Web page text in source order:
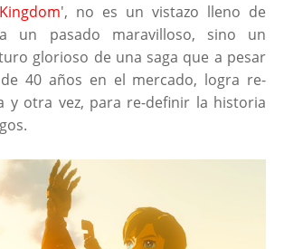
', no es un vistazo lleno de
un pasado maravilloso, sino un
glorioso de una saga que a pesar
40 años en el mercado, logra re-
y otra vez, para re-definir la historia